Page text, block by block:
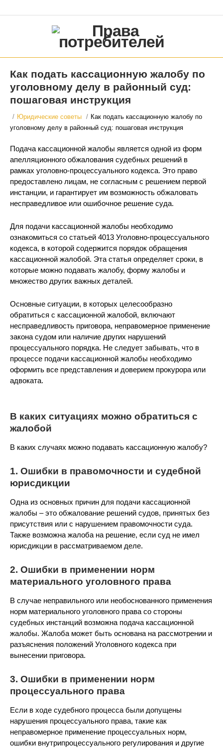
Как подать кассационную жалобу по
уголовному делу в районный суд:
пошаговая инструкция
/ Юридические советы / Как подать кассационную жалобу по
уголовному делу в районный суд: пошаговая инструкция
Подача кассационной жалобы является одной из форм
апелляционного обжалования судебных решений в
рамках уголовно-процессуального кодекса. Это право
предоставлено лицам, не согласным с решением первой
инстанции, и гарантирует им возможность обжаловать
несправедливое или ошибочное решение суда.
Для подачи кассационной жалобы необходимо
ознакомиться со статьей 4013 Уголовно-процессуального
кодекса, в которой содержится порядок обращения
кассационной жалобой. Эта статья определяет сроки, в
которые можно подавать жалобу, форму жалобы и
множество других важных деталей.
Основные ситуации, в которых целесообразно
обратиться с кассационной жалобой, включают
несправедливость приговора, неправомерное применение
закона судом или наличие других нарушений
процессуального порядка. Не следует забывать, что в
процессе подачи кассационной жалобы необходимо
оформить все представления и доверием прокурора или
адвоката.
В каких ситуациях можно обратиться с
жалобой
В каких случаях можно подавать кассационную жалобу?
1. Ошибки в правомочности и судебной
юрисдикции
Одна из основных причин для подачи кассационной
жалобы – это обжалование решений судов, принятых без
присутствия или с нарушением правомочности суда.
Также возможна жалоба на решение, если суд не имел
юрисдикции в рассматриваемом деле.
2. Ошибки в применении норм
материального уголовного права
В случае неправильного или необоснованного применения
норм материального уголовного права со стороны
судебных инстанций возможна подача кассационной
жалобы. Жалоба может быть основана на рассмотрении и
разъяснения положений Уголовного кодекса при
вынесении приговора.
3. Ошибки в применении норм
процессуального права
Если в ходе судебного процесса были допущены
нарушения процессуального права, такие как
неправомерное применение процессуальных норм,
ошибки внутрипроцессуального регулирования и другие